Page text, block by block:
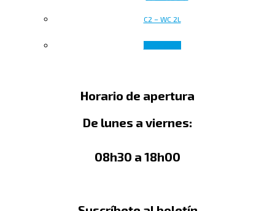
C2 – WC 2L
Horario de apertura
De lunes a viernes:
08h30 a 18h00